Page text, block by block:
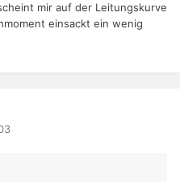
mir auf der Leitungskurve
einsackt ein wenig